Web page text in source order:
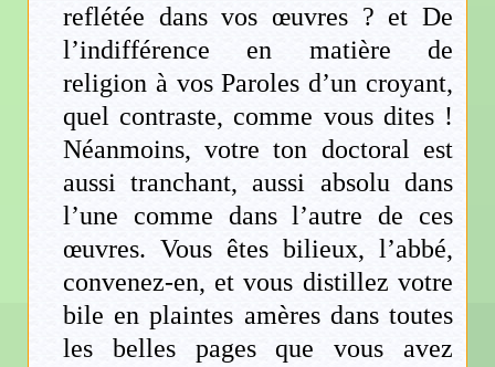
reflétée dans vos œuvres ? et De
l’indifférence en matière de
religion à vos Paroles d’un croyant,
quel contraste, comme vous dites !
Néanmoins, votre ton doctoral est
aussi tranchant, aussi absolu dans
l’une comme dans l’autre de ces
œuvres. Vous êtes bilieux, l’abbé,
convenez-en, et vous distillez votre
bile en plaintes amères dans toutes
les belles pages que vous avez